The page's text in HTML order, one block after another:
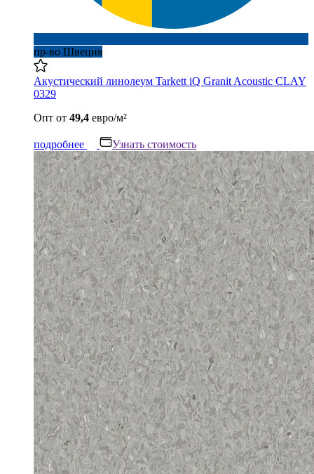
пр-во Швеция
Акустический линолеум Tarkett iQ Granit Acoustic CLAY
0329
Опт от 49,4 евро/м²
подробнее Узнать стоимость